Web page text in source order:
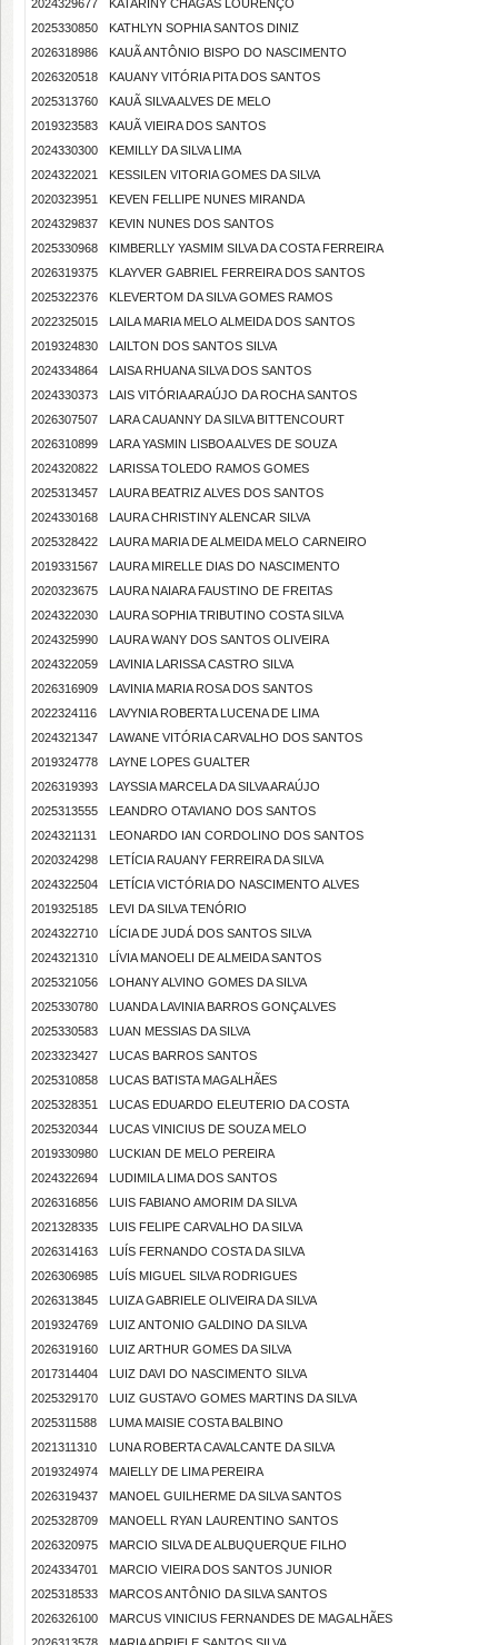
2024329677
KATARINY CHAGAS LOURENÇO
2025330850
KATHLYN SOPHIA SANTOS DINIZ
2026318986
KAUÃ ANTÔNIO BISPO DO NASCIMENTO
2026320518
KAUANY VITÓRIA PITA DOS SANTOS
2025313760
KAUÃ SILVA ALVES DE MELO
2019323583
KAUÃ VIEIRA DOS SANTOS
2024330300
KEMILLY DA SILVA LIMA
2024322021
KESSILEN VITORIA GOMES DA SILVA
2020323951
KEVEN FELLIPE NUNES MIRANDA
2024329837
KEVIN NUNES DOS SANTOS
2025330968
KIMBERLLY YASMIM SILVA DA COSTA FERREIRA
2026319375
KLAYVER GABRIEL FERREIRA DOS SANTOS
2025322376
KLEVERTOM DA SILVA GOMES RAMOS
2022325015
LAILA MARIA MELO ALMEIDA DOS SANTOS
2019324830
LAILTON DOS SANTOS SILVA
2024334864
LAISA RHUANA SILVA DOS SANTOS
2024330373
LAIS VITÓRIA ARAÚJO DA ROCHA SANTOS
2026307507
LARA CAUANNY DA SILVA BITTENCOURT
2026310899
LARA YASMIN LISBOA ALVES DE SOUZA
2024320822
LARISSA TOLEDO RAMOS GOMES
2025313457
LAURA BEATRIZ ALVES DOS SANTOS
2024330168
LAURA CHRISTINY ALENCAR SILVA
2025328422
LAURA MARIA DE ALMEIDA MELO CARNEIRO
2019331567
LAURA MIRELLE DIAS DO NASCIMENTO
2020323675
LAURA NAIARA FAUSTINO DE FREITAS
2024322030
LAURA SOPHIA TRIBUTINO COSTA SILVA
2024325990
LAURA WANY DOS SANTOS OLIVEIRA
2024322059
LAVINIA LARISSA CASTRO SILVA
2026316909
LAVINIA MARIA ROSA DOS SANTOS
2022324116
LAVYNIA ROBERTA LUCENA DE LIMA
2024321347
LAWANE VITÓRIA CARVALHO DOS SANTOS
2019324778
LAYNE LOPES GUALTER
2026319393
LAYSSIA MARCELA DA SILVA ARAÚJO
2025313555
LEANDRO OTAVIANO DOS SANTOS
2024321131
LEONARDO IAN CORDOLINO DOS SANTOS
2020324298
LETÍCIA RAUANY FERREIRA DA SILVA
2024322504
LETÍCIA VICTÓRIA DO NASCIMENTO ALVES
2019325185
LEVI DA SILVA TENÓRIO
2024322710
LÍCIA DE JUDÁ DOS SANTOS SILVA
2024321310
LÍVIA MANOELI DE ALMEIDA SANTOS
2025321056
LOHANY ALVINO GOMES DA SILVA
2025330780
LUANDA LAVINIA BARROS GONÇALVES
2025330583
LUAN MESSIAS DA SILVA
2023323427
LUCAS BARROS SANTOS
2025310858
LUCAS BATISTA MAGALHÃES
2025328351
LUCAS EDUARDO ELEUTERIO DA COSTA
2025320344
LUCAS VINICIUS DE SOUZA MELO
2019330980
LUCKIAN DE MELO PEREIRA
2024322694
LUDIMILA LIMA DOS SANTOS
2026316856
LUIS FABIANO AMORIM DA SILVA
2021328335
LUIS FELIPE CARVALHO DA SILVA
2026314163
LUÍS FERNANDO COSTA DA SILVA
2026306985
LUÍS MIGUEL SILVA RODRIGUES
2026313845
LUIZA GABRIELE OLIVEIRA DA SILVA
2019324769
LUIZ ANTONIO GALDINO DA SILVA
2026319160
LUIZ ARTHUR GOMES DA SILVA
2017314404
LUIZ DAVI DO NASCIMENTO SILVA
2025329170
LUIZ GUSTAVO GOMES MARTINS DA SILVA
2025311588
LUMA MAISIE COSTA BALBINO
2021311310
LUNA ROBERTA CAVALCANTE DA SILVA
2019324974
MAIELLY DE LIMA PEREIRA
2026319437
MANOEL GUILHERME DA SILVA SANTOS
2025328709
MANOELL RYAN LAURENTINO SANTOS
2026320975
MARCIO SILVA DE ALBUQUERQUE FILHO
2024334701
MARCIO VIEIRA DOS SANTOS JUNIOR
2025318533
MARCOS ANTÔNIO DA SILVA SANTOS
2026326100
MARCUS VINICIUS FERNANDES DE MAGALHÃES